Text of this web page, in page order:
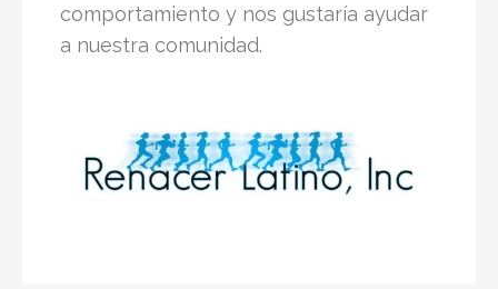
comportamiento y nos gustaría ayudar
a nuestra comunidad.